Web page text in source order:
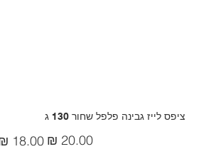
ציפס לייז גבינה פלפל שחור 130 ג
מקורי
מבצע